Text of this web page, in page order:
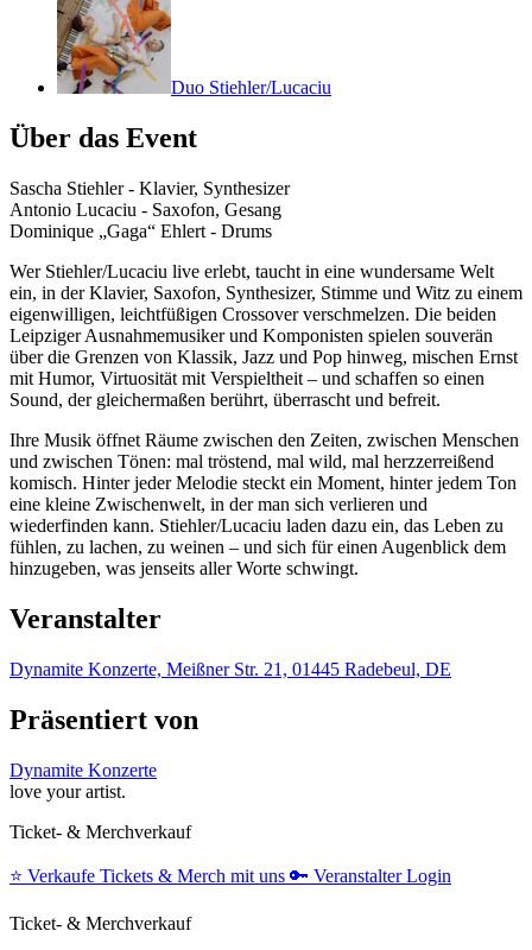
Duo Stiehler/Lucaciu
Über das Event
Sascha Stiehler - Klavier, Synthesizer
Antonio Lucaciu - Saxofon, Gesang
Dominique „Gaga“ Ehlert - Drums
Wer Stiehler/Lucaciu live erlebt, taucht in eine wundersame Welt
ein, in der Klavier, Saxofon, Synthesizer, Stimme und Witz zu einem
eigenwilligen, leichtfüßigen Crossover verschmelzen. Die beiden
Leipziger Ausnahmemusiker und Komponisten spielen souverän
über die Grenzen von Klassik, Jazz und Pop hinweg, mischen Ernst
mit Humor, Virtuosität mit Verspieltheit – und schaffen so einen
Sound, der gleichermaßen berührt, überrascht und befreit.
Ihre Musik öffnet Räume zwischen den Zeiten, zwischen Menschen
und zwischen Tönen: mal tröstend, mal wild, mal herzzerreißend
komisch. Hinter jeder Melodie steckt ein Moment, hinter jedem Ton
eine kleine Zwischenwelt, in der man sich verlieren und
wiederfinden kann. Stiehler/Lucaciu laden dazu ein, das Leben zu
fühlen, zu lachen, zu weinen – und sich für einen Augenblick dem
hinzugeben, was jenseits aller Worte schwingt.
Veranstalter
Dynamite Konzerte, Meißner Str. 21, 01445 Radebeul, DE
Präsentiert von
Dynamite Konzerte
love your artist.
Ticket- & Merchverkauf
⭐️ Verkaufe Tickets & Merch mit uns 🔑 Veranstalter Login
Ticket- & Merchverkauf